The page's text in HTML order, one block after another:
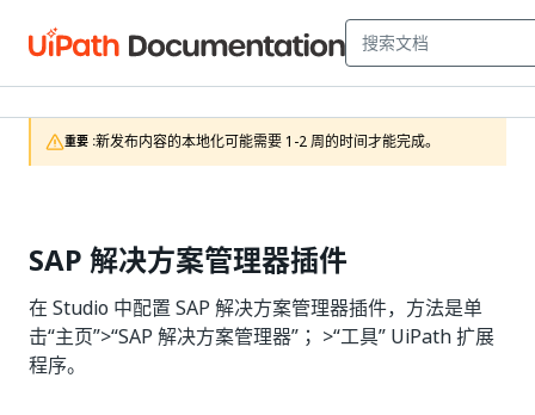
重要 :新发布内容的本地化可能需要 1-2 周的时间才能完成。
SAP 解决方案管理器插件
在 Studio 中配置 SAP 解决方案管理器插件，方法是单
击“主页”>“SAP 解决方案管理器”； >“工具” UiPath 扩展
程序。